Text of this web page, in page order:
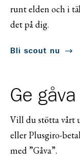
runt elden och i
det på dig.
Bli scout nu
Ge
Vill du stötta vårt
eller Plusgiro-
med ”Gåva”.